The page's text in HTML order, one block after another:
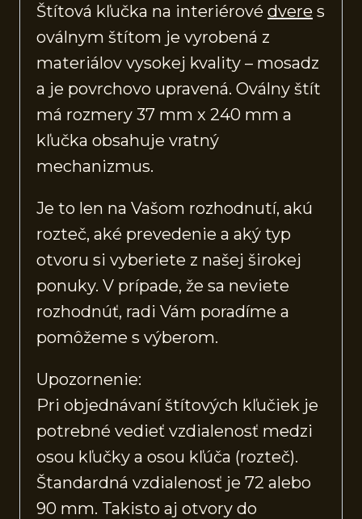
Štítová kľučka na interiérové dvere s
oválnym štítom je vyrobená z
materiálov vysokej kvality – mosadz
a je povrchovo upravená. Oválny štít
má rozmery 37 mm x 240 mm a
kľučka obsahuje vratný
mechanizmus.
Je to len na Vašom rozhodnutí, akú
rozteč, aké prevedenie a aký typ
otvoru si vyberiete z našej širokej
ponuky. V prípade, že sa neviete
rozhodnúť, radi Vám poradíme a
pomôžeme s výberom.
Upozornenie:
Pri objednávaní štítových kľučiek je
potrebné vedieť vzdialenosť medzi
osou kľučky a osou kľúča (rozteč).
Štandardná vzdialenosť je 72 alebo
90 mm. Takisto aj otvory do